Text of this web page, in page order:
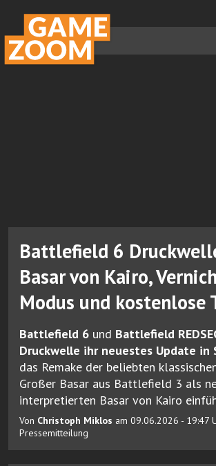
Battlefield 6
Basar von Kairo,
Modus und kostenlose
Battlefield 6 und Battlefield
Druckwelle ihr neuestes Update in
das Remake der beliebten
Großer Basar aus Battlefield 3 als
interpretierten Basar von Kairo
Von Christoph Miklos am 09.06.2026 - 19:47
Pressemitteilung